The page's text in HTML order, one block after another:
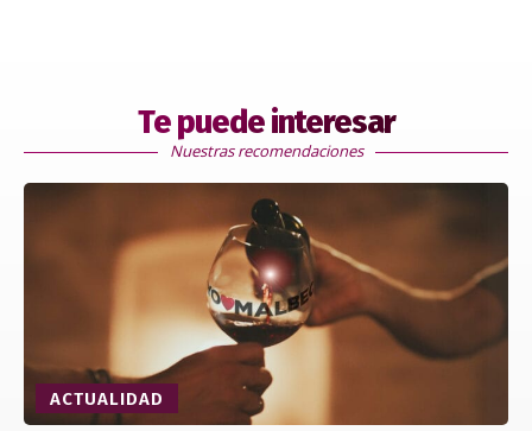
Te puede interesar
Nuestras recomendaciones
ACTUALIDAD